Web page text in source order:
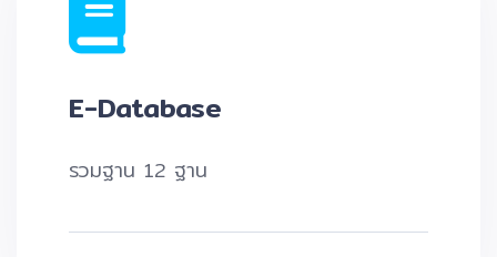
E-Database
รวมฐาน 12 ฐาน